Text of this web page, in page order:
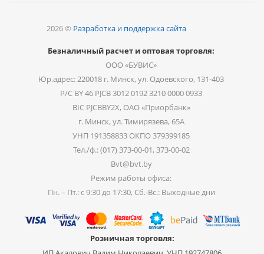
2026 © Разработка и поддержка сайта
Безналичный расчет и оптовая торговля:
ООО «БУВИС»
Юр.адрес: 220018 г. Минск, ул. Одоевского, 131-403
Р/С BY 46 PJCB 3012 0192 3210 0000 0933
BIC PJCBBY2X, ОАО «Приорбанк»
г. Минск, ул. Тимирязева, 65А
УНП 191358833 ОКПО 379399185
Тел./ф.: (017) 373-00-01, 373-00-02
Bvt@bvt.by
Режим работы офиса:
Пн. – Пт.: с 9:30 до 17:30, Сб.-Вс.: Выходные дни
Розничная торговля: